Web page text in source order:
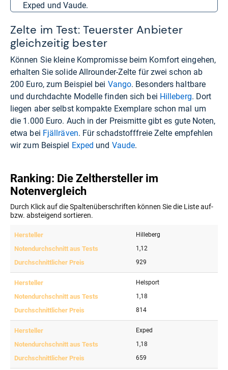
Exped und Vaude.
Zelte im Test: Teuerster Anbieter
gleichzeitig bester
Können Sie kleine Kompromisse beim Komfort eingehen,
erhalten Sie solide Allrounder-Zelte für zwei schon ab
200 Euro, zum Beispiel bei Vango. Besonders haltbare
und durchdachte Modelle finden sich bei Hilleberg. Dort
liegen aber selbst kompakte Exemplare schon mal um
die 1.000 Euro. Auch in der Preismitte gibt es gute Noten,
etwa bei Fjällräven. Für schadstofffreie Zelte empfehlen
wir zum Beispiel Exped und Vaude.